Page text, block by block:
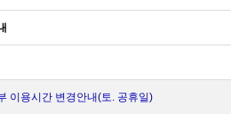
이용시간 변경안내(토. 공휴일)
스케치북5
스케치북5